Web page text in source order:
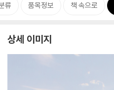
류 품목정보 책 속으로
상세 이미지